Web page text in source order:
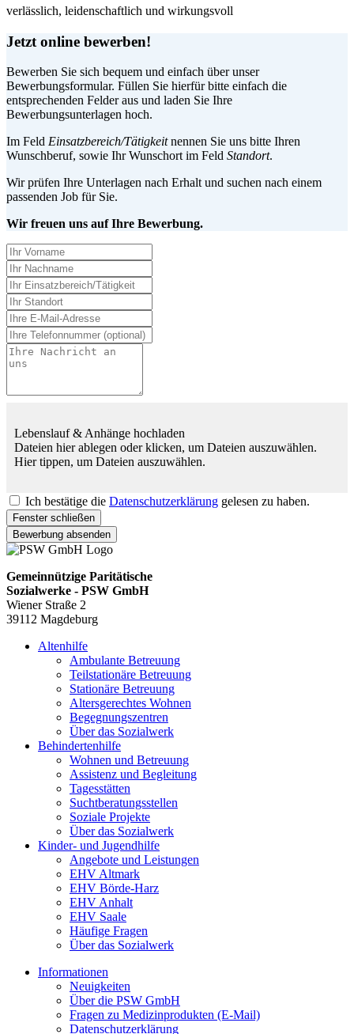
verlässlich, leidenschaftlich und wirkungsvoll
Jetzt online bewerben!
Bewerben Sie sich bequem und einfach über unser
Bewerbungsformular. Füllen Sie hierfür bitte einfach die
entsprechenden Felder aus und laden Sie Ihre
Bewerbungsunterlagen hoch.
Im Feld Einsatzbereich/Tätigkeitnennen Sie uns bitte Ihren
Wunschberuf, sowie Ihr Wunschort im Feld Standort.
Wir prüfen Ihre Unterlagen nach Erhalt und suchen nach einem
passenden Job für Sie.
Wir freuen uns auf Ihre Bewerbung.
Lebenslauf & Anhänge hochladen
Dateien hier ablegen oder klicken, um Dateien auszuwählen.
Hier tippen, um Dateien auszuwählen.
Ich bestätige die Datenschutzerklärung gelesen zu haben.
Fenster schließen
Bewerbung absenden
Gemeinnützige Paritätische
Sozialwerke - PSW GmbH
Wiener Straße 2
39112 Magdeburg
Altenhilfe
Ambulante Betreuung
Teilstationäre Betreuung
Stationäre Betreuung
Altersgerechtes Wohnen
Begegnungszentren
Über das Sozialwerk
Behindertenhilfe
Wohnen und Betreuung
Assistenz und Begleitung
Tagesstätten
Suchtberatungsstellen
Soziale Projekte
Über das Sozialwerk
Kinder- und Jugendhilfe
Angebote und Leistungen
EHV Altmark
EHV Börde-Harz
EHV Anhalt
EHV Saale
Häufige Fragen
Über das Sozialwerk
Informationen
Neuigkeiten
Über die PSW GmbH
Fragen zu Medizinprodukten (E-Mail)
Datenschutzerklärung